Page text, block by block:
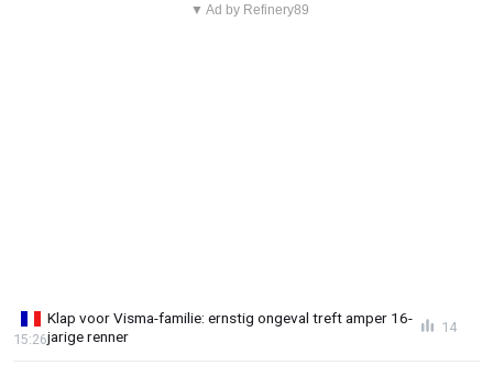
▼ Ad by Refinery89
Klap voor Visma-familie: ernstig ongeval treft amper 16-
jarige renner
15:26
14